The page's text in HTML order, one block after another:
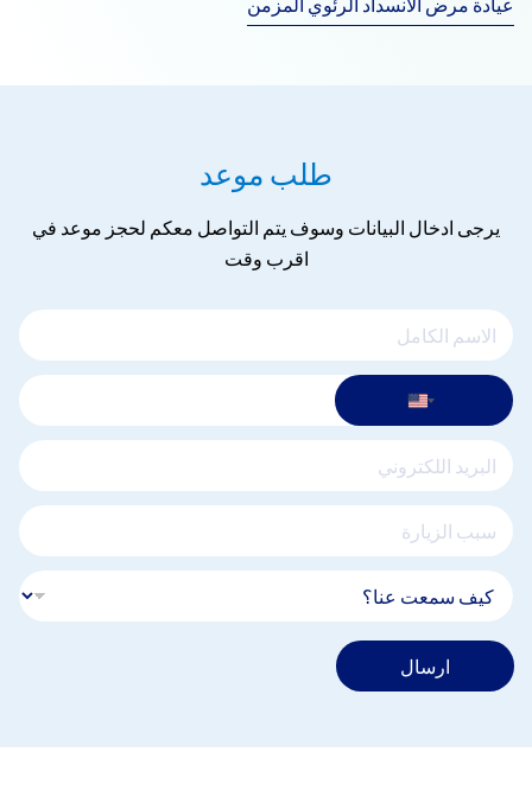
طلب موعد
يرجى ادخال البيانات وسوف يتم التواصل معكم لحجز موعد في
اقرب وقت
ارسال